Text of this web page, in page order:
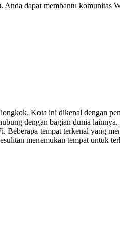
dapat membantu komunitas
Kota ini dikenal dengan
dengan bagian dunia
tempat terkenal yang
menemukan tempat untuk